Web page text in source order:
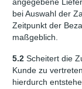
angegebene
bei Auswahl der
Zeitpunkt der
maßgeblich.
5.2 Scheitert die
Kunde zu
hierdurch